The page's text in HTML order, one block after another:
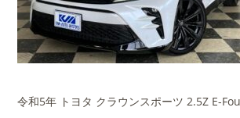
令和5年 トヨタ クラウンスポーツ 2.5Z E-